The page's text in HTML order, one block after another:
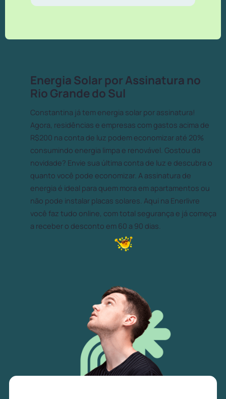
Energia Solar por Assinatura no
Rio Grande do Sul
Constantina já tem energia solar por assinatura!
Agora, residências e empresas com gastos acima de
R$200 na conta de luz podem economizar até 20%
consumindo energia limpa e renovável. Gostou da
novidade? Envie sua última conta de luz e descubra o
quanto você pode economizar. A assinatura de
energia é ideal para quem mora em apartamentos ou
não pode instalar placas solares. Aqui na Enerlivre
você faz tudo online, com total segurança e já começa
a receber o desconto em 60 a 90 dias.